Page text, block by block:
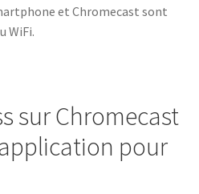
et Chromecast sont
WiFi.
sur Chromecast
application pour